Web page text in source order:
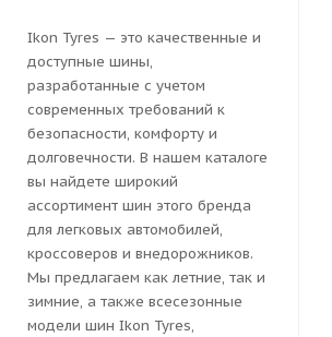
Ikon Tyres — это качественные и
доступные шины,
разработанные с учетом
современных требований к
безопасности, комфорту и
долговечности. В нашем каталоге
вы найдете широкий
ассортимент шин этого бренда
для легковых автомобилей,
кроссоверов и внедорожников.
Мы предлагаем как летние, так и
зимние, а также всесезонные
модели шин Ikon Tyres,